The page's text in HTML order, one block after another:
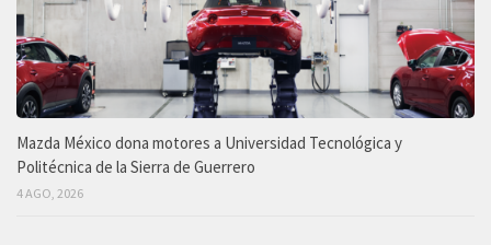
Mazda México dona motores a Universidad Tecnológica y
Politécnica de la Sierra de Guerrero
4 AGO, 2026